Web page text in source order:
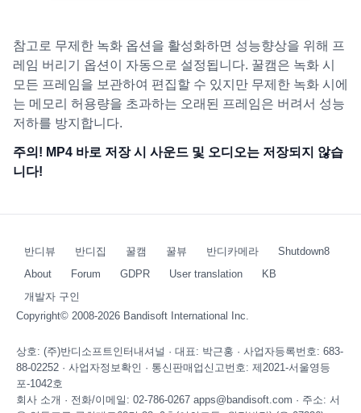
참고로 무제한 녹화 옵션을 활성화하면 성능향상을 위해 프
레임 버리기 옵션이 자동으로 설정됩니다. 꿀캠은 녹화 시
모든 프레임을 보관하여 편집할 수 있지만 무제한 녹화 시에
는 메모리 허용량을 초과하는 오래된 프레임은 버려서 성능
저하를 방지합니다.
주의! MP4 바로 저장 시 사운드 및 오디오는 저장되지 않습
니다!
반디뷰 반디집 꿀캠 꿀뷰 반디카메라
Shutdown8
About
Forum GDPR User translation
KB
개발자 구인
Copyright© 2008-2026 Bandisoft International Inc.
상호: (주)반디소프트인터내셔널 · 대표: 박근홍 · 사업자등록번호: 683-
88-02252 · 사업자정보확인 · 통신판매업신고번호: 제2021-서울영등
포-1042호
회사 소개 · 전화/이메일: 02-786-0267 apps@bandisoft.com · 주소: 서